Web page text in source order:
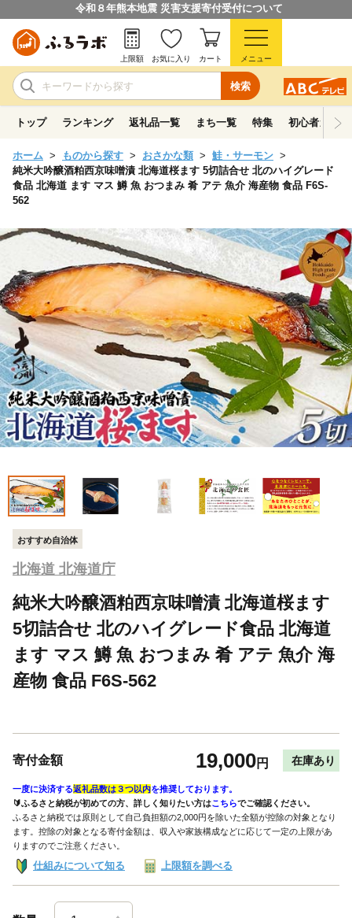
令和８年熊本地震 災害支援寄付受付について
検索
上限額 お気に入り カート メニュー
トップ ランキング 返礼品一覧 まち一覧 特集 初心者ガイド
ホーム ものから探す おさかな類
鮭・サーモン
純米大吟醸酒粕西京味噌漬 北海道桜ます 5切詰合せ 北のハイグレード
食品 北海道 ます マス 鱒 魚 おつまみ 肴 アテ 魚介 海産物 食品 F6S-
562
おすすめ自治体
北海道 北海道庁
純米大吟醸酒粕西京味噌漬 北海道桜ます
5切詰合せ 北のハイグレード食品 北海道
ます マス 鱒 魚 おつまみ 肴 アテ 魚介 海
産物 食品 F6S-562
寄付金額 19,000円 在庫あり
一度に決済する返礼品数は３つ以内を推奨しております。
🔰ふるさと納税が初めての方、詳しく知りたい方はこちらでご確認ください。
ふるさと納税では原則として自己負担額の2,000円を除いた全額が控除の対象となり
ます。控除の対象となる寄付金額は、収入や家族構成などに応じて一定の上限があ
りますのでご注意ください。
仕組みについて知る 上限額を調べる